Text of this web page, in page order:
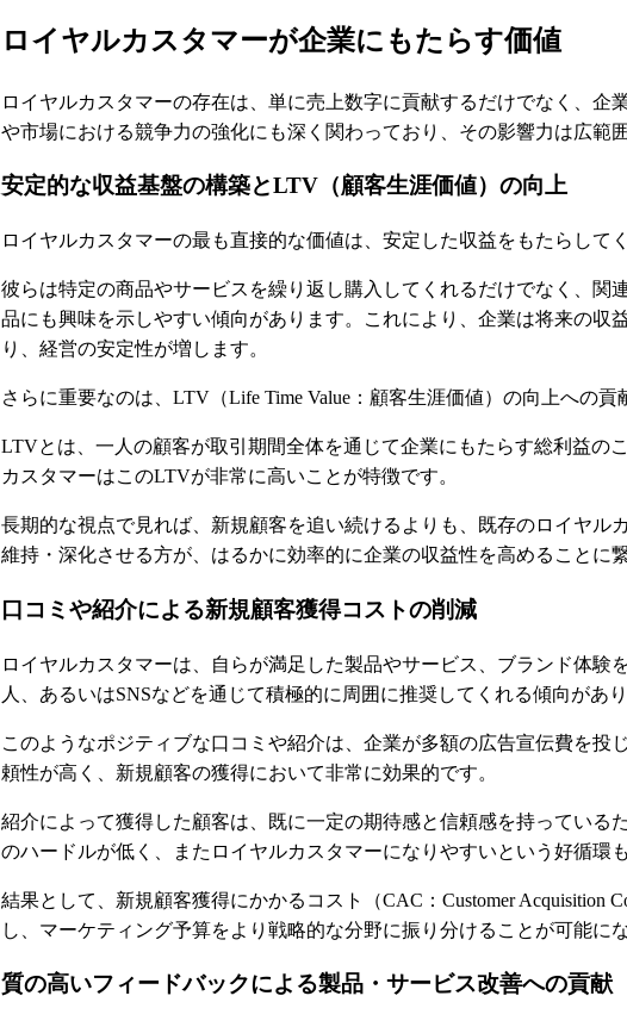
ロイヤルカスタマーが企業にもたらす価値
ロイヤルカスタマーの存在は、単に売上数字に貢献するだけでなく、企
や市場における競争力の強化にも深く関わっており、その影響力は広範
安定的な収益基盤の構築とLTV（顧客生涯価値）の向上
ロイヤルカスタマーの最も直接的な価値は、安定した収益をもたらして
彼らは特定の商品やサービスを繰り返し購入してくれるだけでなく、関
品にも興味を示しやすい傾向があります。これにより、企業は将来の収
り、経営の安定性が増します。
さらに重要なのは、LTV（Life Time Value：顧客生涯価値）の向上への貢
LTVとは、一人の顧客が取引期間全体を通じて企業にもたらす総利益の
カスタマーはこのLTVが非常に高いことが特徴です。
長期的な視点で見れば、新規顧客を追い続けるよりも、既存のロイヤル
維持・深化させる方が、はるかに効率的に企業の収益性を高めることに
口コミや紹介による新規顧客獲得コストの削減
ロイヤルカスタマーは、自らが満足した製品やサービス、ブランド体験
人、あるいはSNSなどを通じて積極的に周囲に推奨してくれる傾向があり
このようなポジティブな口コミや紹介は、企業が多額の広告宣伝費を投
頼性が高く、新規顧客の獲得において非常に効果的です。
紹介によって獲得した顧客は、既に一定の期待感と信頼感を持っている
のハードルが低く、またロイヤルカスタマーになりやすいという好循環
結果として、新規顧客獲得にかかるコスト（CAC：Customer Acquisition
し、マーケティング予算をより戦略的な分野に振り分けることが可能に
質の高いフィードバックによる製品・サービス改善への貢献